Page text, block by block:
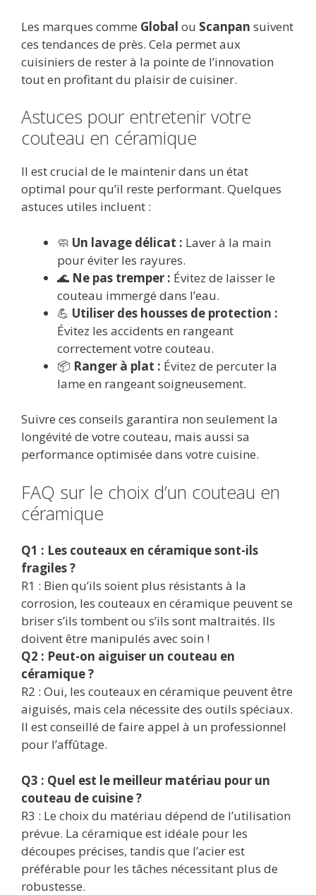
Les marques comme Global ou Scanpan suivent
ces tendances de près. Cela permet aux
cuisiniers de rester à la pointe de l’innovation
tout en profitant du plaisir de cuisiner.
Astuces pour entretenir votre
couteau en céramique
Il est crucial de le maintenir dans un état
optimal pour qu’il reste performant. Quelques
astuces utiles incluent :
🧼 Un lavage délicat : Laver à la main
pour éviter les rayures.
🌊 Ne pas tremper : Évitez de laisser le
couteau immergé dans l’eau.
💪 Utiliser des housses de protection :
Évitez les accidents en rangeant
correctement votre couteau.
📦 Ranger à plat : Évitez de percuter la
lame en rangeant soigneusement.
Suivre ces conseils garantira non seulement la
longévité de votre couteau, mais aussi sa
performance optimisée dans votre cuisine.
FAQ sur le choix d’un couteau en
céramique
Q1 : Les couteaux en céramique sont-ils
fragiles ?
R1 : Bien qu’ils soient plus résistants à la
corrosion, les couteaux en céramique peuvent se
briser s’ils tombent ou s’ils sont maltraités. Ils
doivent être manipulés avec soin !
Q2 : Peut-on aiguiser un couteau en
céramique ?
R2 : Oui, les couteaux en céramique peuvent être
aiguisés, mais cela nécessite des outils spéciaux.
Il est conseillé de faire appel à un professionnel
pour l’affûtage.
Q3 : Quel est le meilleur matériau pour un
couteau de cuisine ?
R3 : Le choix du matériau dépend de l’utilisation
prévue. La céramique est idéale pour les
découpes précises, tandis que l’acier est
préférable pour les tâches nécessitant plus de
robustesse.